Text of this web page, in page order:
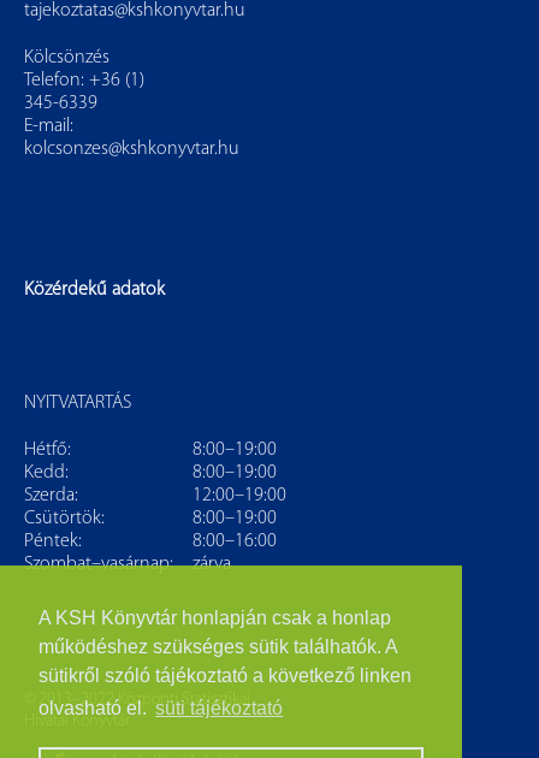
A KSH Könyvtár honlapján csak a honlap
működéshez szükséges sütik találhatók. A
sütikről szóló tájékoztató a következő linken
olvasható el. süti tájékoztató
tajekoztatas@kshkonyvtar.hu
Kölcsönzés
Telefon: +36 (1)
345-6339
E-mail:
kolcsonzes@kshkonyvtar.hu
Közérdekű adatok
NYITVATARTÁS
Hétfő:
8:00–19:00
Kedd:
8:00–19:00
Szerda:
12:00–19:00
Csütörtök:
8:00–19:00
Péntek:
8:00–16:00
Szombat–vasárnap:
zárva
© 2013–2022 Központi Statisztikai